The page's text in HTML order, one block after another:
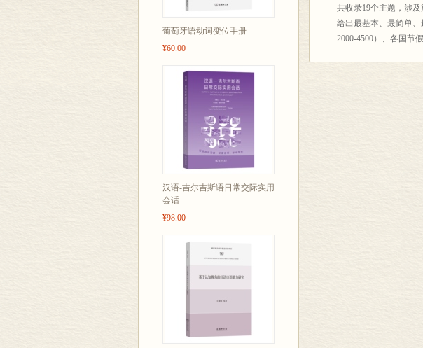
葡萄牙语动词变位手册
¥60.00
汉语-吉尔吉斯语日常交际实用
会话
¥98.00
共收录19个主题，涉
给出最基本、最简单
2000-4500）、各国节